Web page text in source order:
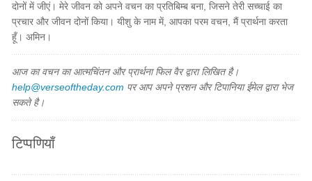
दोनों में जीएं। मेरे जीवन को अपने वचन का प्रतिबिम्ब बना, जिसने तेरी सच्चाई का
प्रचार और जीवन दोनों किया। यीशु के नाम में, आपका परम वचन, मैं प्रार्थना करता
हूँ। अमिन।
आज का वचन का आत्मचिंतन और प्रार्थना फिल वैर द्वारा लिखित है।
help@verseoftheday.com पर आप अपने प्रशन और टिपानिया ईमेल द्वारा भेज
सकते है।
टिप्पणियाँ